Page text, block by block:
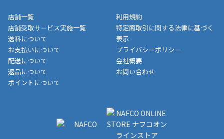
■商品によっては一部決済方法が使用できない場合がございま
す。
メーカー直送品など一部商品については、その他商品との購入に
制限がかかる場合がございます。また発送日についても、通常と
異なる場合がございます。対象商品の説明ページをご確認くださ
い。
■店舗受取をご選択いただいた場合
ご注文が確認出来次第、お受取される店舗在庫を使用してご準備
をさせていただきます。店舗に在庫がない場合は店舗よりお取り
いただく場合がございます。店舗準備でのお渡しとなる為、商品
のみの受け渡しとなります。（箱や納品書は付属しておりませ
ん）店舗で準備が出来次第、メールにてご連絡させていただきま
店舗一覧
店舗受取サービス実施一覧
送料について
お支払いについて
配送について
返品について
ポイントについて
利用規約
特定商取引に関する法律に基づく
表示
プライバシーポリシー
会社概要
お問い合わせ